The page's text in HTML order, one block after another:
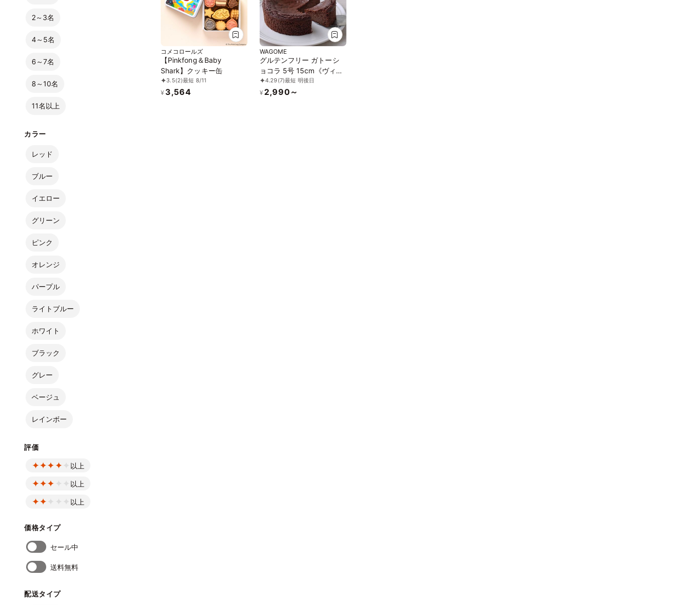
2～3名
4～5名
6～7名
8～10名
11名以上
カラー
レッド
ブルー
イエロー
グリーン
ピンク
オレンジ
パープル
ライトブルー
ホワイト
ブラック
グレー
ベージュ
レインボー
評価
以上
以上
以上
価格タイプ
セール中
送料無料
配送タイプ
コメコロールズ
【Pinkfong＆Baby
Shark】クッキー缶
3.5(2)最短 8/11
¥ 3,564
WAGOME
グルテンフリー ガトーシ
ョコラ 5号 15cm《ヴィー
ガン》《アレルギー対応》
《小麦なし》《卵なし》
4.29 (7)最短 明後日
¥ 2,990～